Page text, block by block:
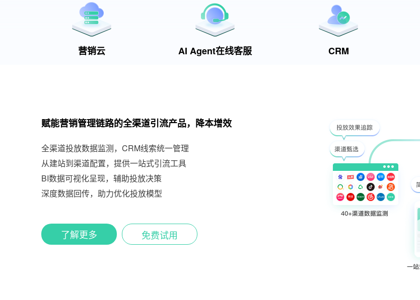
营销云 AI Agent在线客服 CRM
赋能营销管理链路的全渠道引流产品，降本增效
全渠道投放数据监测，CRM线索统一管理
从建站到渠道配置，提供一站式引流工具
BI数据可视化呈现，辅助投放决策
深度数据回传，助力优化投放模型
了解更多 免费试用